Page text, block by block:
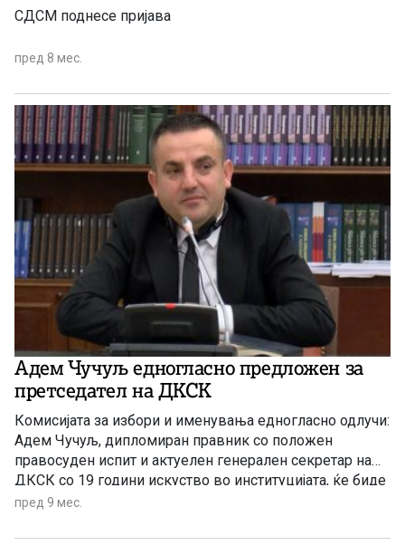
СДСМ поднесе пријава
пред 8 мес.
Адем Чучуљ едногласно предложен за
претседател на ДКСК
Комисијата за избори и именувања едногласно одлучи:
Адем Чучуљ, дипломиран правник со положен
правосуден испит и актуелен генерален секретар на
ДКСК со 19 години искуство во институцијата, ќе биде
предложен за нов претседател на Државната комисија
пред 9 мес.